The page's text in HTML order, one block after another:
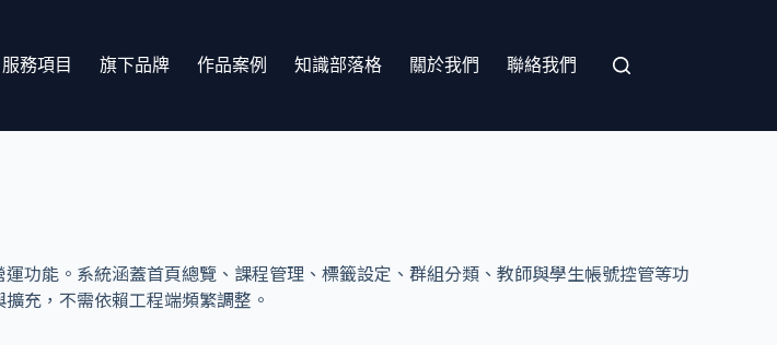
服務項目 旗下品牌 作品案例 知識部落格 關於我們 聯絡我們
功能。系統涵蓋首頁總覽、課程管理、標籤設定、群組分類、教師與學生帳號控管等功
充，不需依賴工程端頻繁調整。